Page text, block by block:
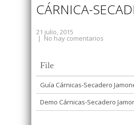
CÁRNICA-
21 julio, 2015
| No hay comentarios
File
Guía Cárnicas-Secadero
Demo Cárnicas-Secadero